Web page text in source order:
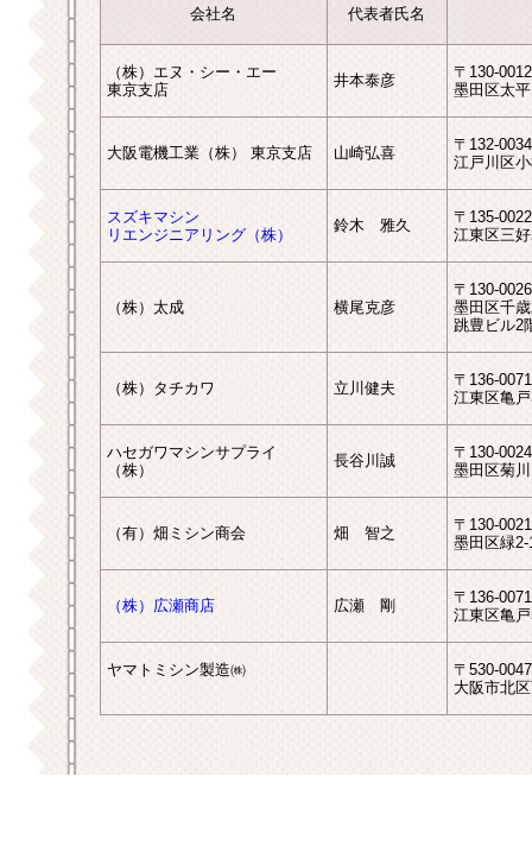
会社名 代表者氏名
（株）エヌ・シー・エー
東京支店
井本泰彦
〒130-0012
墨田区太
大阪電機工業（株） 東京支店 山崎弘喜
〒132-0034
江戸川区
スズキマシン
リエンジニアリング（株）
鈴木 雅久
〒135-0022
江東区三
（株）太成 横尾克彦
〒130-0026
墨田区千
跳豊ビル2
（株）タチカワ 立川健夫
〒136-0071
江東区亀
ハセガワマシンサプライ
（株）
長谷川誠
〒130-0024
墨田区菊
（有）畑ミシン商会 畑 智之
〒130-0021
墨田区緑2-
（株）広瀬商店 広瀬 剛
〒136-0071
江東区亀
ヤマトミシン製造㈱
〒530-0047
大阪市北